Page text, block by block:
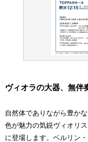
ヴィオラの大器、無伴
自然体でありながら豊か
色が魅力の気鋭ヴィオリ
に登場します。ベルリン